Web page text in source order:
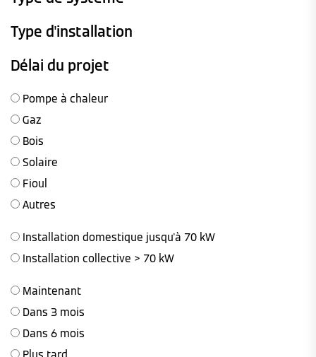
Type d'installation
Délai du projet
Pompe à chaleur
Gaz
Bois
Solaire
Fioul
Autres
Installation domestique jusqu'à 70 kW
Installation collective > 70 kW
Maintenant
Dans 3 mois
Dans 6 mois